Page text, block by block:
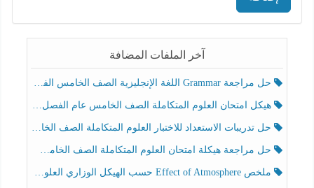
آخر الملفات المضافة
حل مراجعة Grammar اللغة الإنجليزية الصف الخامس الفصل الثالث
هيكل امتحان العلوم المتكاملة الصف الخامس عام الفصل الدراسي الثالث 2025-2026
حل تدريبات الاستعداد للاختبار العلوم المتكاملة الصف الخامس عام الفصل الثالث
حل مراجعة هيكلة امتحان العلوم المتكاملة الصف الخامس انسبير الفصل الثالث
ملخص Effect of Atmosphere حسب الهيكل الوزاري العلوم المتكاملة الصف الخامس انسبير الفصل الثالث